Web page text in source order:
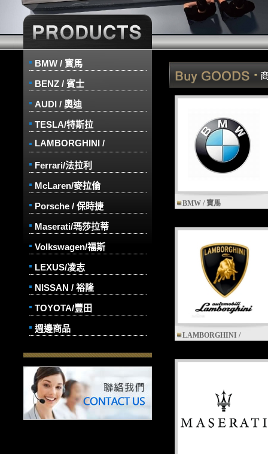
BMW / 寳馬
BENZ / 賓士
AUDI / 奧迪
TESLA/特斯拉
LAMBORGHINI /
Ferrari/法拉利
McLaren/麥拉倫
Porsche / 保時捷
Maserati/瑪莎拉蒂
Volkswagen/福斯
LEXUS/凌志
NISSAN / 裕隆
TOYOTA/豐田
週邊商品
BMW / 寳馬
LAMBORGHINI /